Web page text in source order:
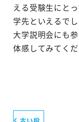
える受験生にと
学先といえるで
大学説明会にも
体感してみてくだ
古い投